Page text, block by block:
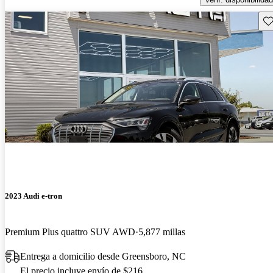
2023 Audi e-tron
Premium Plus quattro SUV AWD 5,877 millas
Entrega a domicilio desde Greensboro, NC